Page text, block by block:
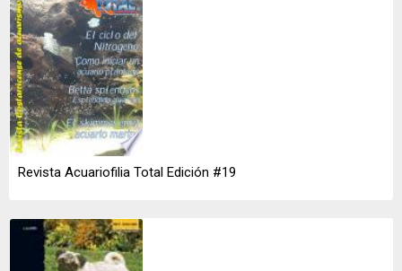
Revista Acuariofilia Total Edición #19